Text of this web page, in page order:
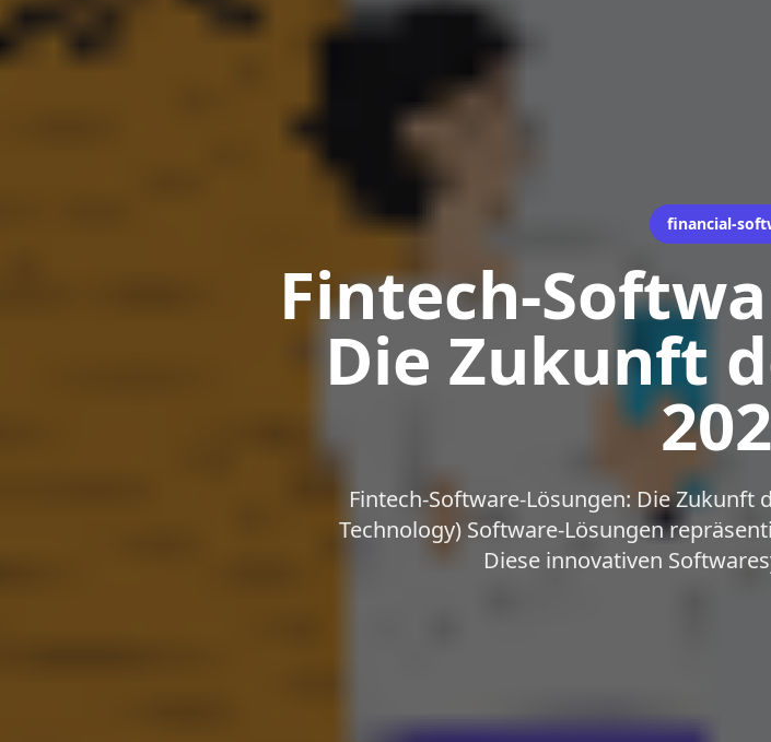
financial-
Fintech-
Die Zukunft
Fintech-Software-Lösungen: Die Zukunft
Technology) Software-Lösungen
Diese innovativen